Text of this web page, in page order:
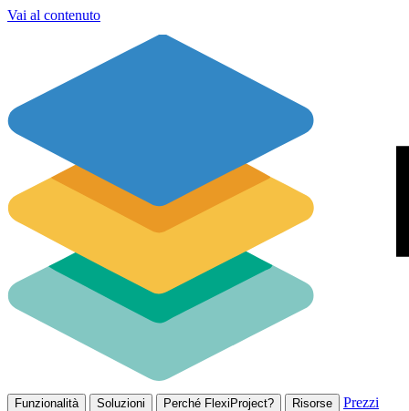
Vai al contenuto
Funzionalità Soluzioni Perché FlexiProject? Risorse Prezzi